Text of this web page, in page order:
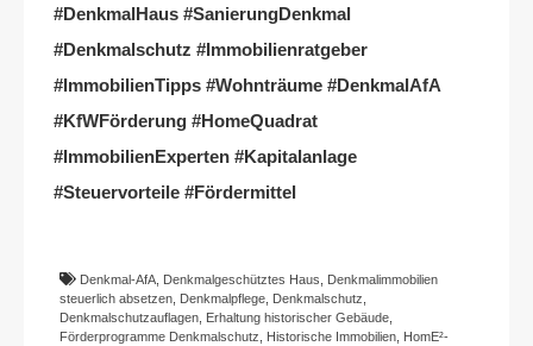
#DenkmalHaus #SanierungDenkmal
#Denkmalschutz #Immobilienratgeber
#ImmobilienTipps #Wohnträume #DenkmalAfA
#KfWFörderung #HomeQuadrat
#ImmobilienExperten #Kapitalanlage
#Steuervorteile #Fördermittel
Denkmal-AfA Denkmalgeschütztes Haus
Denkmalimmobilien
steuerlich absetzen Denkmalpflege Denkmalschutz
Denkmalschutzauflagen Erhaltung historischer Gebäude
Förderprogramme Denkmalschutz
Historische Immobilien HomE²-